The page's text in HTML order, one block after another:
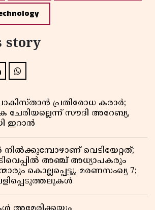
story
പ്രതിരോധ കരാർ;
സൗദി അറേബ്യ,
ഇറാൻ
നിൽക്കുമ്പോഴാണ് വെടിയേറ്റത്;
അഞ്ച് അധ്യാപകരും
കൊല്ലപ്പെട്ടു, മരണസംഖ്യ 7;